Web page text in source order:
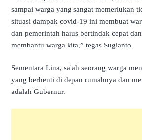
sampai warga yang sangat memerlukan
situasi dampak covid-19 ini membuat
dan pemerintah harus bertindak cepat
membantu warga kita,” tegas Sugianto.
Sementara Lina, salah seorang warga
yang berhenti di depan rumahnya dan
adalah Gubernur.